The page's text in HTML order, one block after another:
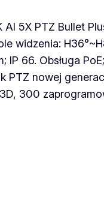
5X PTZ Bullet
widzenia:
IP 66. Obsługa
PTZ nowej
300